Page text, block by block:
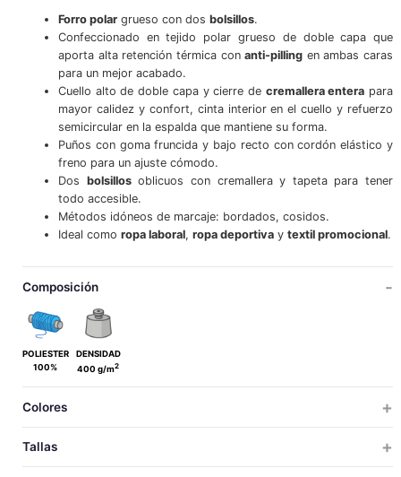
Forro polargrueso con dos bolsillos.
Confeccionado en tejido polar grueso de doble capa que
aporta alta retención térmica conanti-pilling en ambas caras
para un mejor acabado.
Cuello alto de doble capa y cierre de cremallera entera para
mayor calidez y confort, cinta interior en el cuello y refuerzo
semicircular en la espalda que mantiene su forma.
Puños con goma fruncida y bajo recto con cordón elástico y
freno para un ajuste cómodo.
Dos bolsillosoblicuos con cremallera y tapeta para tener
todo accesible.
Métodos idóneos de marcaje: bordados, cosidos.
Ideal como ropa laboral, ropa deportivay textil promocional.
Composición
POLIESTER
100%
DENSIDAD
400 g/m2
Colores
Tallas